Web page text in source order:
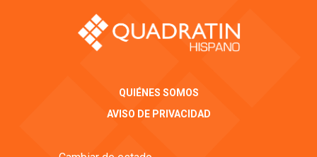
QUIÉNES SOMOS
AVISO DE PRIVACIDAD